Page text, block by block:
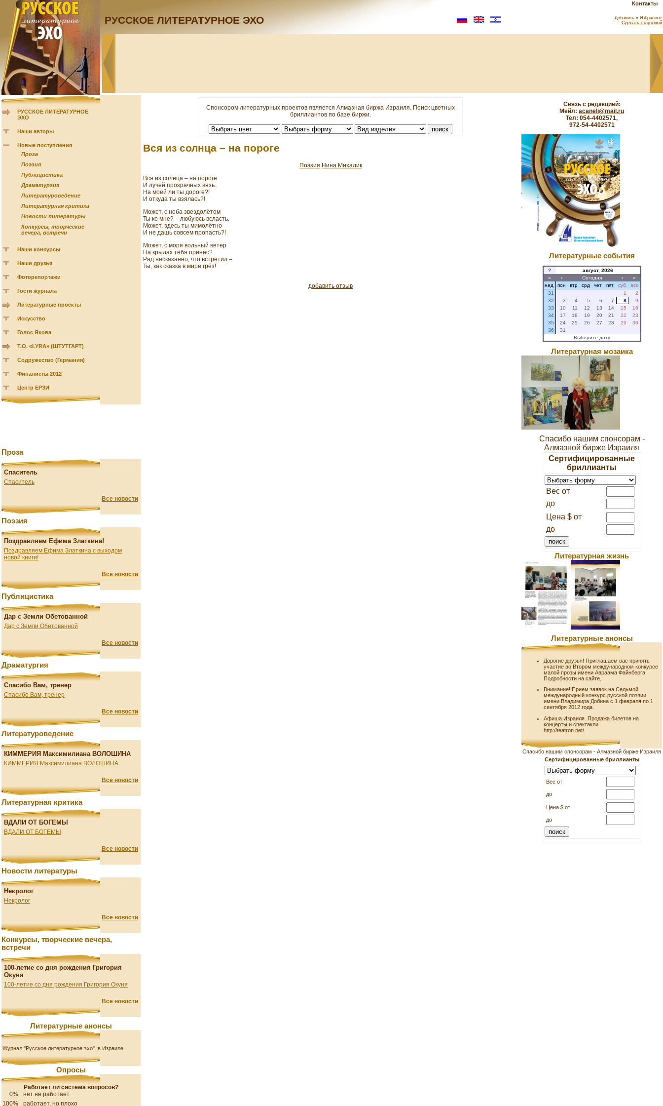
Контакты
РУССКОЕ ЛИТЕРАТУРНОЕ ЭХО
Добавить в Избранное
Сделать стартовой
РУССКОЕ ЛИТЕРАТУРНОЕ
ЭХО
Наши авторы
Новые поступления
Проза
Поэзия
Публицистика
Драматургия
Литературоведение
Литературная критика
Новости литературы
Конкурсы, творческие
вечера, встречи
Наши конкурсы
Наши друзья
Фоторепортажи
Гости журнала
Литературные проекты
Искусство
Голос Якова
Т.О. «LYRA» (ШТУТГАРТ)
Содружество (Германия)
Финалисты 2012
Центр ЕРЗИ
Проза
Спаситель
Спаситель
Все новости
Поэзия
Поздравляем Ефима Златкина!
Поздравляем Ефима Златкина с выходом
новой книги!
Все новости
Публицистика
Дар с Земли Обетованной
Дар с Земли Обетованной
Все новости
Драматургия
Спасибо Вам, тренер
Спасибо Вам, тренер
Все новости
Литературоведение
КИММЕРИЯ Максимилиана ВОЛОШИНА
КИММЕРИЯ Максимилиана ВОЛОШИНА
Все новости
Литературная критика
ВДАЛИ ОТ БОГЕМЫ
ВДАЛИ ОТ БОГЕМЫ
Все новости
Новости литературы
Некролог
Некролог
Все новости
Конкурсы, творческие вечера,
встречи
100-летие со дня рождения Григория
Окуня
100-летие со дня рождения Григория Окуня
Все новости
Литературные анонсы
Журнал "Русское литературное эхо" в Израиле
Опросы
Работает ли система вопросов?
0%
нет не работает
100%
работает, но плохо
Спонсором литературных проектов является Алмазная биржа Израиля. Поиск цветных
бриллиантов по базе биржи.
Вся из солнца – на пороге
Поэзия Нина Михалик
Вся из солнца – на пороге
И лучей прозрачных вязь.
На моей ли ты дороге?!
И откуда ты взялась?!
Может, с неба звездолётом
Ты ко мне? – любуюсь всласть.
Может, здесь ты мимолётно
И не дашь совсем пропасть?!
Может, с моря вольный ветер
На крылах тебя принёс?
Рад несказанно, что встретил –
Ты, как сказка в мире грёз!
добавить отзыв
Связь с редакцией:
Мейл: acaneli@mail.ru
Тел: 054-4402571,
972-54-4402571
Литературные события
?
август, 2026
«
‹ Сегодня ›
»
нед
пон втр срд чет пят суб
вск
31
1
2
32
3 4 5 6 7 8
9
33
10 11 12 13 14 15
16
34
17 18 19 20 21 22
23
35
24 25 26 27 28 29
30
36
31
Выберите дату
Литературная мозаика
Спасибо нашим спонсорам -
Алмазной бирже Израиля
Сертифицированные
бриллианты
Вес от
до
Цена $ от
до
Литературная жизнь
Литературные анонсы
Дорогие друзья! Приглашаем вас принять
участие во Втором международном конкурсе
малой прозы имени Авраама Файнберга.
Подробности на сайте.
Внимание! Прием заявок на Седьмой
международный конкурс русской поэзии
имени Владимира Добина с 1 февраля по 1
сентября 2012 года.
Афиша Израиля. Продажа билетов на
концерты и спектакли
http://teatron.net/
Спасибо нашим спонсорам - Алмазной бирже Израиля
Сертифицированные бриллианты
Вес от
до
Цена $ от
до